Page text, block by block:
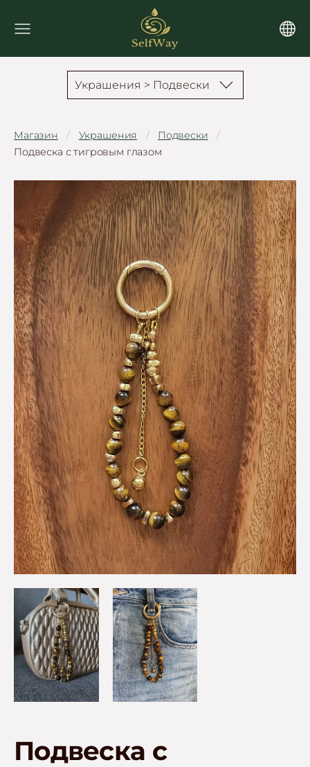
Украшения > Подвески
Магазин Украшения
Подвески
Подвеска с тигровым глазом
Подвеска с